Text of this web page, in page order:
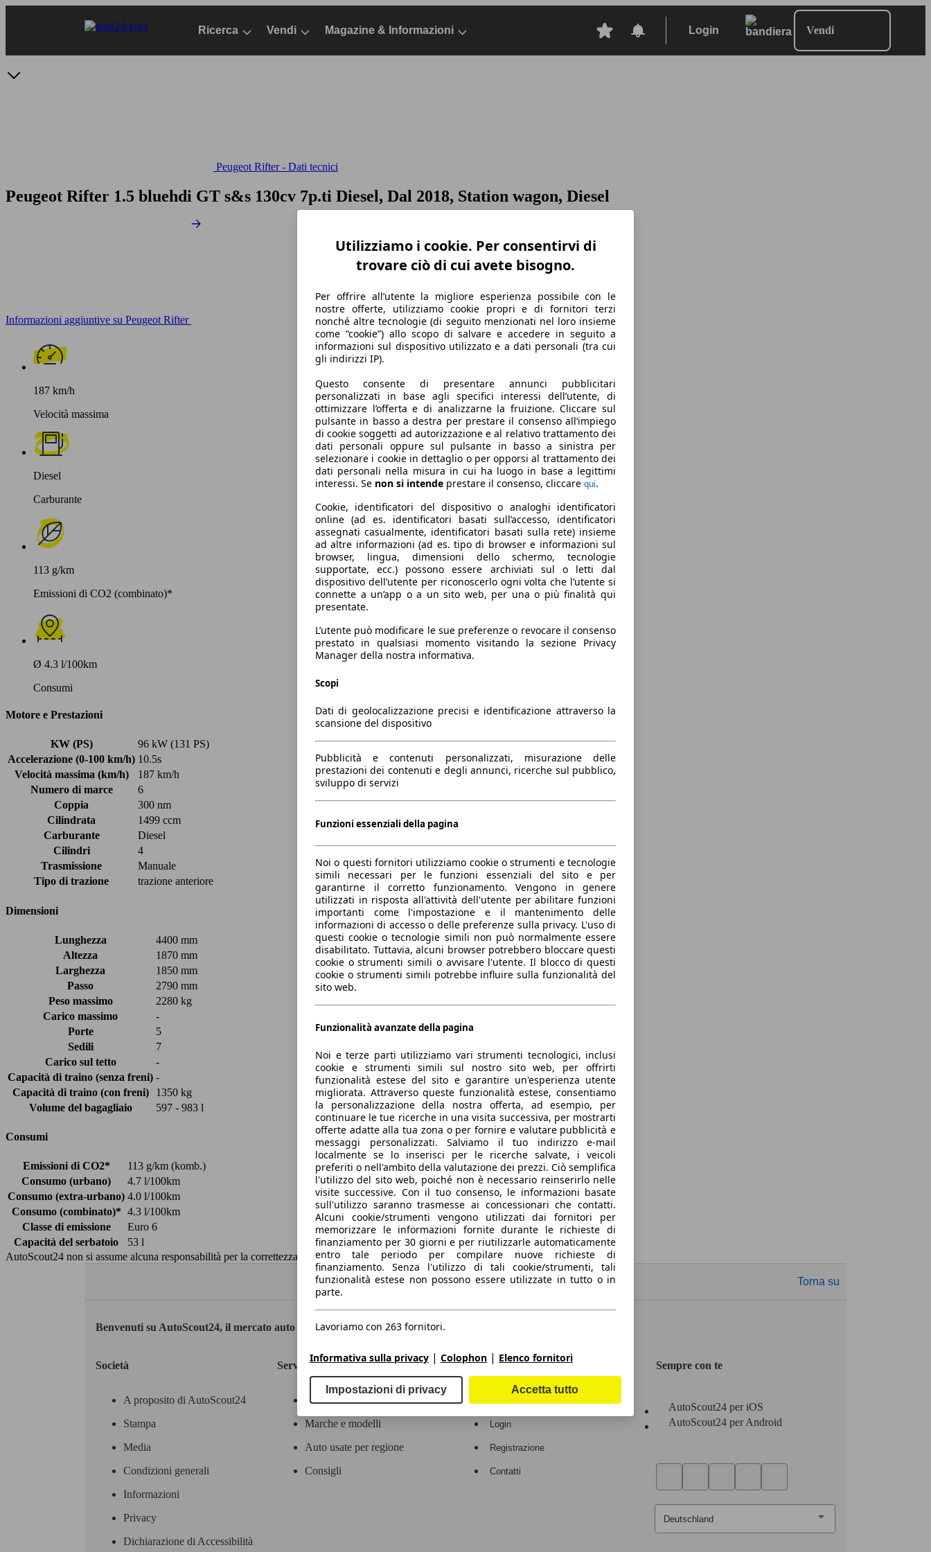
Ricerca Vendi Magazine & Informazioni Login Vendi
Peugeot Rifter - Dati tecnici
Peugeot Rifter 1.5 bluehdi GT s&s 130cv 7p.ti Diesel, Dal 2018, Station wagon, Diesel
Informazioni aggiuntive su Peugeot Rifter
187 km/h
Velocità massima
Diesel
Carburante
113 g/km
Emissioni di CO2 (combinato)*
Ø 4.3 l/100km
Consumi
Motore e Prestazioni
KW (PS)
96 kW (131 PS)
Accelerazione (0-100 km/h) 10.5s
Velocità massima (km/h)
187 km/h
Numero di marce
6
Coppia
300 nm
Cilindrata
1499 ccm
Carburante
Diesel
Cilindri
4
Trasmissione
Manuale
Tipo di trazione
trazione anteriore
Dimensioni
Lunghezza
4400 mm
Altezza
1870 mm
Larghezza
1850 mm
Passo
2790 mm
Peso massimo
2280 kg
Carico massimo
-
Porte
5
Sedili
7
Carico sul tetto
-
Capacità di traino (senza freni) -
Capacità di traino (con freni)
1350 kg
Volume del bagagliaio
597 - 983 l
Consumi
Emissioni di CO2*
113 g/km (komb.)
Consumo (urbano)
4.7 l/100km
Consumo (extra-urbano) 4.0 l/100km
Consumo (combinato)* 4.3 l/100km
Classe di emissione
Euro 6
Capacità del serbatoio
53 l
AutoScout24 non si assume alcuna responsabilità per la correttezza dei dati.
Torna su
Benvenuti su AutoScout24, il mercato auto europeo.
Società
A proposito di AutoScout24
Stampa
Media
Condizioni generali
Informazioni
Privacy
Dichiarazione di Accessibilità
Servizi
Contatti
Marche e modelli
Auto usate per regione
Consigli
Area rivenditori
Login
Registrazione
Contatti
Sempre con te
AutoScout24 per iOS
AutoScout24 per Android
Utilizziamo i cookie. Per consentirvi di
trovare ciò di cui avete bisogno.
Per offrire all’utente la migliore esperienza possibile con le
nostre offerte, utilizziamo cookie propri e di fornitori terzi
nonché altre tecnologie (di seguito menzionati nel loro insieme
come “cookie”) allo scopo di salvare e accedere in seguito a
informazioni sul dispositivo utilizzato e a dati personali (tra cui
gli indirizzi IP).
Questo consente di presentare annunci pubblicitari
personalizzati in base agli specifici interessi dell’utente, di
ottimizzare l’offerta e di analizzarne la fruizione. Cliccare sul
pulsante in basso a destra per prestare il consenso all’impiego
di cookie soggetti ad autorizzazione e al relativo trattamento dei
dati personali oppure sul pulsante in basso a sinistra per
selezionare i cookie in dettaglio o per opporsi al trattamento dei
dati personali nella misura in cui ha luogo in base a legittimi
interessi. Se non si intende prestare il consenso, cliccare qui.
Cookie, identificatori del dispositivo o analoghi identificatori
online (ad es. identificatori basati sull’accesso, identificatori
assegnati casualmente, identificatori basati sulla rete) insieme
ad altre informazioni (ad es. tipo di browser e informazioni sul
browser, lingua, dimensioni dello schermo, tecnologie
supportate, ecc.) possono essere archiviati sul o letti dal
dispositivo dell’utente per riconoscerlo ogni volta che l’utente si
connette a un’app o a un sito web, per una o più finalità qui
presentate.
L’utente può modificare le sue preferenze o revocare il consenso
prestato in qualsiasi momento visitando la sezione Privacy
Manager della nostra informativa.
Scopi
Dati di geolocalizzazione precisi e identificazione attraverso la
scansione del dispositivo
Pubblicità e contenuti personalizzati, misurazione delle
prestazioni dei contenuti e degli annunci, ricerche sul pubblico,
sviluppo di servizi
Funzioni essenziali della pagina
Noi o questi fornitori utilizziamo cookie o strumenti e tecnologie
simili necessari per le funzioni essenziali del sito e per
garantirne il corretto funzionamento. Vengono in genere
utilizzati in risposta all'attività dell'utente per abilitare funzioni
importanti come l'impostazione e il mantenimento delle
informazioni di accesso o delle preferenze sulla privacy. L'uso di
questi cookie o tecnologie simili non può normalmente essere
disabilitato. Tuttavia, alcuni browser potrebbero bloccare questi
cookie o strumenti simili o avvisare l'utente. Il blocco di questi
cookie o strumenti simili potrebbe influire sulla funzionalità del
sito web.
Funzionalità avanzate della pagina
Noi e terze parti utilizziamo vari strumenti tecnologici, inclusi
cookie e strumenti simili sul nostro sito web, per offrirti
funzionalità estese del sito e garantire un'esperienza utente
migliorata. Attraverso queste funzionalità estese, consentiamo
la personalizzazione della nostra offerta, ad esempio, per
continuare le tue ricerche in una visita successiva, per mostrarti
offerte adatte alla tua zona o per fornire e valutare pubblicità e
messaggi personalizzati. Salviamo il tuo indirizzo e-mail
localmente se lo inserisci per le ricerche salvate, i veicoli
preferiti o nell'ambito della valutazione dei prezzi. Ciò semplifica
l'utilizzo del sito web, poiché non è necessario reinserirlo nelle
visite successive. Con il tuo consenso, le informazioni basate
sull'utilizzo saranno trasmesse ai concessionari che contatti.
Alcuni cookie/strumenti vengono utilizzati dai fornitori per
memorizzare le informazioni fornite durante le richieste di
finanziamento per 30 giorni e per riutilizzarle automaticamente
entro tale periodo per compilare nuove richieste di
finanziamento. Senza l'utilizzo di tali cookie/strumenti, tali
funzionalità estese non possono essere utilizzate in tutto o in
parte.
Lavoriamo con 263 fornitori.
Informativa sulla privacy | Colophon | Elenco fornitori
Impostazioni di privacy Accetta tutto